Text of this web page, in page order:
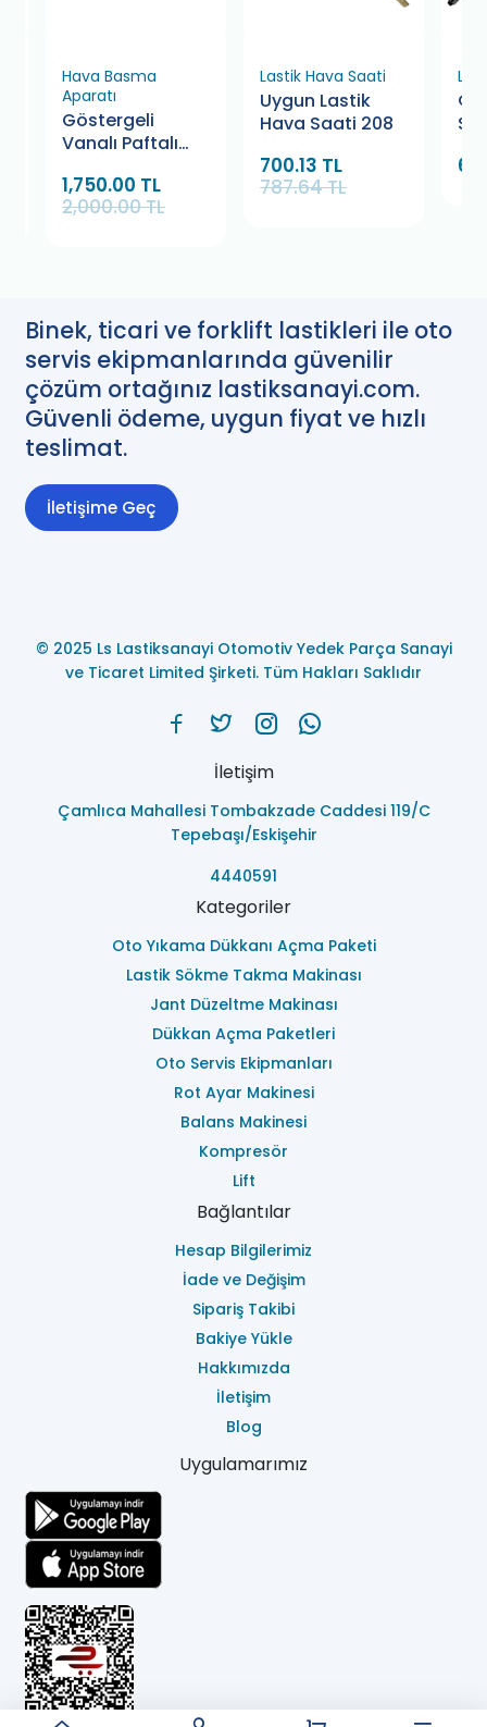
Hava Basma
Aparatı
Göstergeli
Vanalı Paftalı
1,750.00 TL
2,000.00 TL
Lastik Hava Saati
Uygun Lastik
Hava Saati 208
700.13 TL
787.64 TL
Binek, ticari ve forklift lastikleri ile oto
servis ekipmanlarında güvenilir
çözüm ortağınız lastiksanayi.com.
Güvenli ödeme, uygun fiyat ve hızlı
teslimat.
İletişime Geç
© 2025 Ls Lastiksanayi Otomotiv Yedek Parça Sanayi
ve Ticaret Limited Şirketi. Tüm Hakları Saklıdır
İletişim
Çamlıca Mahallesi Tombakzade Caddesi 119/C
Tepebaşı/Eskişehir
4440591
Kategoriler
Oto Yıkama Dükkanı Açma Paketi
Lastik Sökme Takma Makinası
Jant Düzeltme Makinası
Dükkan Açma Paketleri
Oto Servis Ekipmanları
Rot Ayar Makinesi
Balans Makinesi
Kompresör
Lift
Bağlantılar
Hesap Bilgilerimiz
İade ve Değişim
Sipariş Takibi
Bakiye Yükle
Hakkımızda
İletişim
Blog
Uygulamarımız